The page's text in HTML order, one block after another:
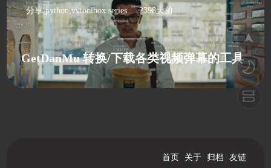
GetDanMu 转换/下载各类视频弹幕的工具
分享,python,vvtoolbox series 2398天前
首页 关于 归档 友链